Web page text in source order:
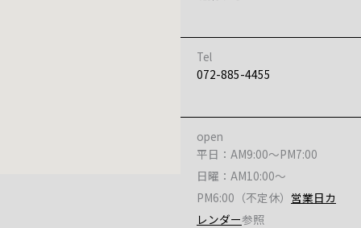
Tel
072-885-4455
open
平日：AM9:00～PM7:00
日曜：AM10:00～
PM6:00（不定休） 営業日カ
レンダー参照